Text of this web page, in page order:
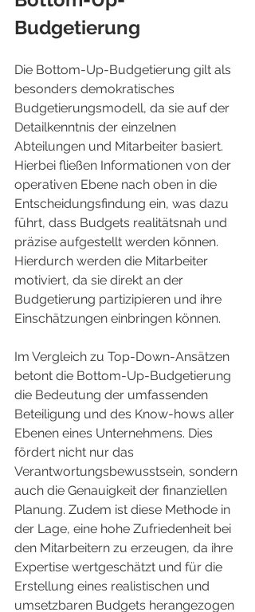
Budgetierung
Die Bottom-Up-Budgetierung gilt als
besonders demokratisches
Budgetierungsmodell, da sie auf der
Detailkenntnis der einzelnen
Abteilungen und Mitarbeiter basiert.
Hierbei fließen Informationen von der
operativen Ebene nach oben in die
Entscheidungsfindung ein, was dazu
führt, dass Budgets realitätsnah und
präzise aufgestellt werden können.
Hierdurch werden die Mitarbeiter
motiviert, da sie direkt an der
Budgetierung partizipieren und ihre
Einschätzungen einbringen können.
Im Vergleich zu Top-Down-Ansätzen
betont die Bottom-Up-Budgetierung
die Bedeutung der umfassenden
Beteiligung und des Know-hows aller
Ebenen eines Unternehmens. Dies
fördert nicht nur das
Verantwortungsbewusstsein, sondern
auch die Genauigkeit der finanziellen
Planung. Zudem ist diese Methode in
der Lage, eine hohe Zufriedenheit bei
den Mitarbeitern zu erzeugen, da ihre
Expertise wertgeschätzt und für die
Erstellung eines realistischen und
umsetzbaren Budgets herangezogen